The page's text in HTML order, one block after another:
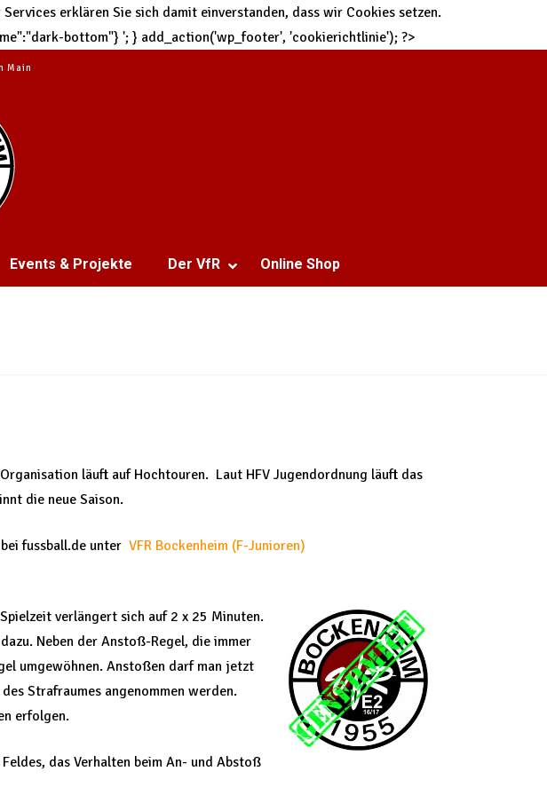
erklären Sie sich damit einverstanden, dass wir Cookies setzen.
bottom"} '; } add_action('wp_footer', 'cookierichtlinie'); ?>
Main
Events & Projekte Der VfR Online Shop
läuft auf Hochtouren. Laut HFV Jugendordnung läuft das
die neue Saison.
bei fussball.de unterVFR Bockenheim (F-Junioren)
verlängert sich auf 2 x 25 Minuten.
Neben der Anstoß-Regel, die immer
umgewöhnen. Anstoßen darf man jetzt
Strafraumes angenommen werden.
erfolgen.
das Verhalten beim An- und Abstoß